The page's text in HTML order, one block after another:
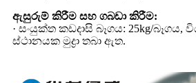
ඇසුරුම් කිරීම සහ ගබඩා කිරීම:
· සංයුක්ත කඩදාසි බෑගය: 25kg/
ස්ථානයක මුද්‍රා තබා ඇත.